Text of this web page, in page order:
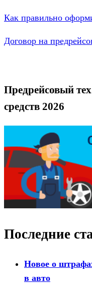
Как правильно
Договор на
Предрейсовый
средств 2026
Последние
Новое о
в авто